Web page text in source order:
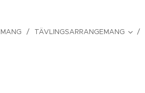
TÄVLINGSARRANGEMANG